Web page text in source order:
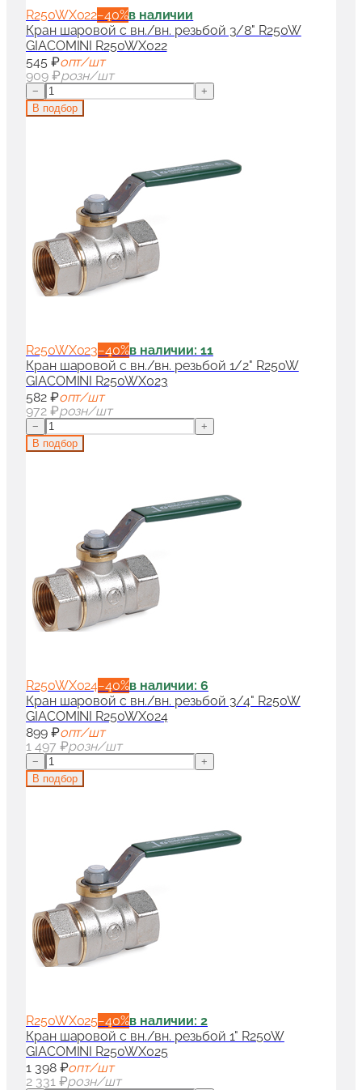
R250WX022−40%в наличии
Кран шаровой с вн./вн. резьбой 3/8" R250W
GIACOMINI R250WX022
545 ₽опт/шт
909 ₽розн/шт
−
+
В подбор
R250WX023−40%в наличии: 11
Кран шаровой с вн./вн. резьбой 1/2" R250W
GIACOMINI R250WX023
582 ₽опт/шт
972 ₽розн/шт
−
+
В подбор
R250WX024−40%в наличии: 6
Кран шаровой с вн./вн. резьбой 3/4" R250W
GIACOMINI R250WX024
899 ₽опт/шт
1 497 ₽розн/шт
−
+
В подбор
R250WX025−40%в наличии: 2
Кран шаровой с вн./вн. резьбой 1" R250W
GIACOMINI R250WX025
1 398 ₽опт/шт
2 331 ₽розн/шт